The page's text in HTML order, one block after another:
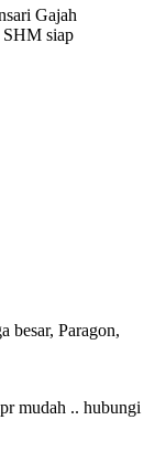
Gajah
SHM siap
besar, Paragon,
mudah .. hubungi